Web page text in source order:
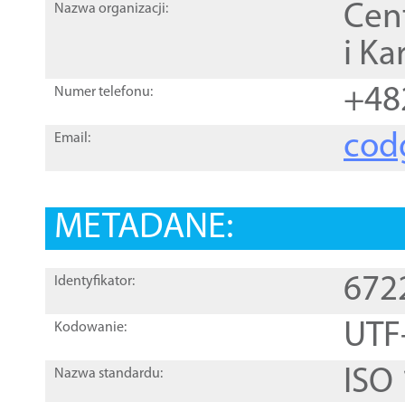
Nazwa organizacji:
i
Numer telefonu:
Email:
METADANE:
Identyfikator:
Kodowanie:
Nazwa standardu: